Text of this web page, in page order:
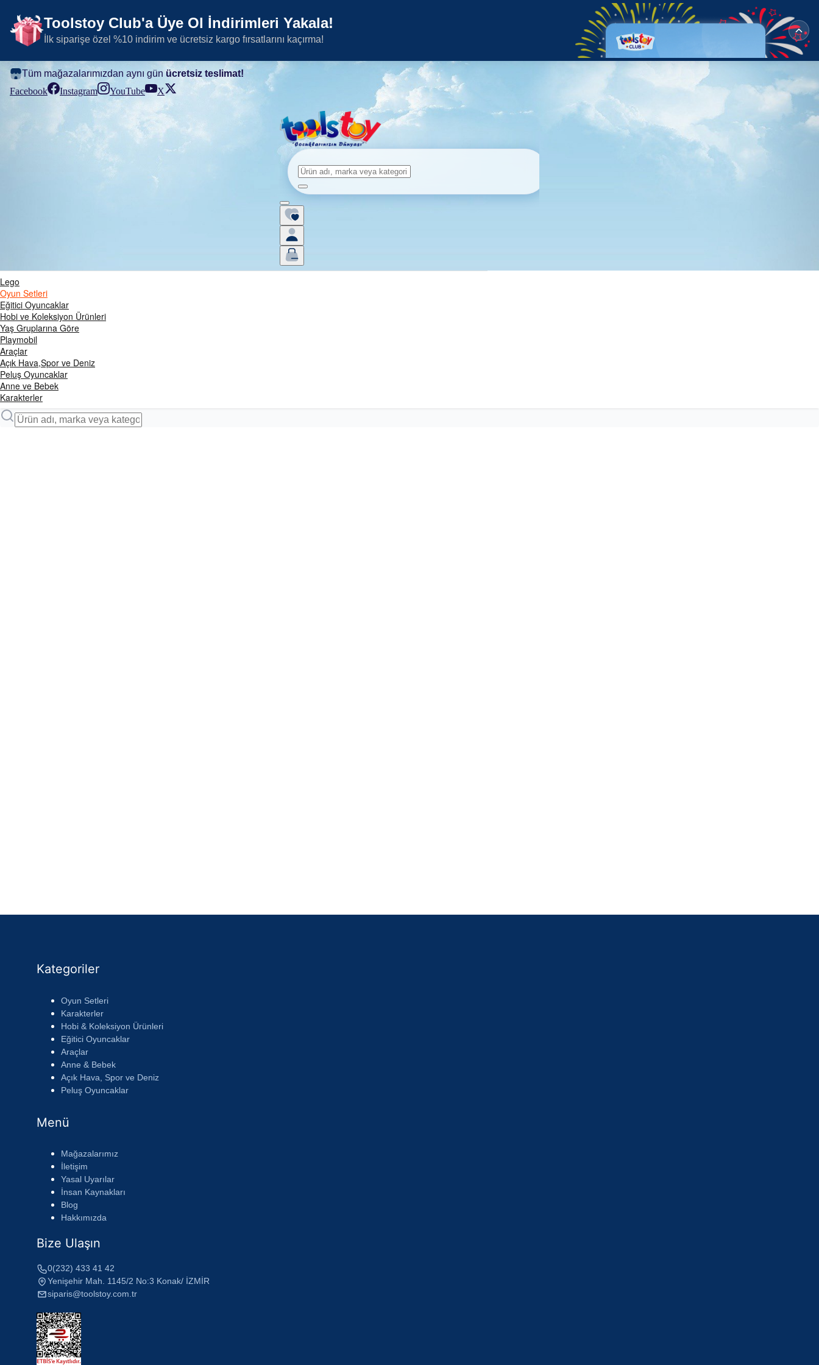
Toolstoy Club'a Üye Ol İndirimleri Yakala!
İlk siparişe özel %10 indirim ve ücretsiz kargo fırsatlarını kaçırma!
Tüm mağazalarımızdan aynı gün ücretsiz teslimat!
Facebook
Instagram YouTube X
Lego
Oyun Setleri
Eğitici Oyuncaklar
Hobi ve Koleksiyon Ürünleri
Yaş Gruplarına Göre
Playmobil
Araçlar
Açık Hava,Spor ve Deniz
Peluş Oyuncaklar
Anne ve Bebek
Karakterler
Kategoriler
Oyun Setleri
Karakterler
Hobi & Koleksiyon Ürünleri
Eğitici Oyuncaklar
Araçlar
Anne & Bebek
Açık Hava, Spor ve Deniz
Peluş Oyuncaklar
Menü
Mağazalarımız
İletişim
Yasal Uyarılar
İnsan Kaynakları
Blog
Hakkımızda
Bize Ulaşın
0(232) 433 41 42
Yenişehir Mah. 1145/2 No:3 Konak/ İZMİR
siparis@toolstoy.com.tr